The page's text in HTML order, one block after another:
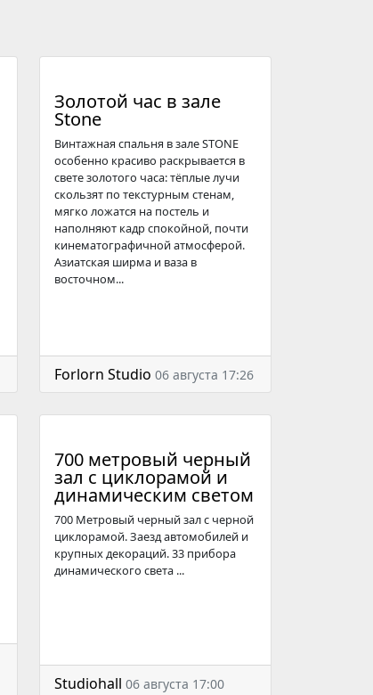
Золотой час в зале
Stone
Винтажная спальня в зале STONE
особенно красиво раскрывается в
свете золотого часа: тёплые лучи
скользят по текстурным стенам,
мягко ложатся на постель и
наполняют кадр спокойной, почти
кинематографичной атмосферой.
Азиатская ширма и ваза в
восточном...
Forlorn Studio 06 августа 17:26
700 метровый черный
зал с циклорамой и
динамическим светом
700 Метровый черный зал с черной
циклорамой. Заезд автомобилей и
крупных декораций. 33 прибора
динамического света ...
Studiohall 06 августа 17:00